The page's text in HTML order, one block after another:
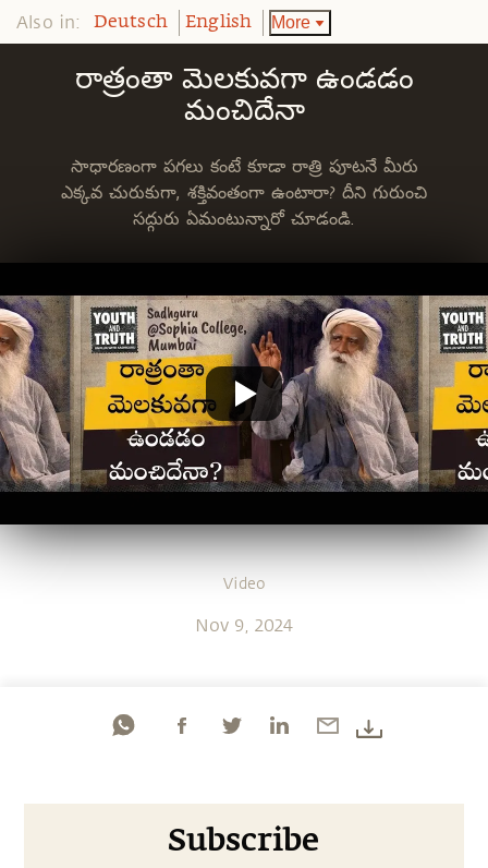
Also in: Deutsch English More
రాత్రంతా మెలకువగా ఉండడం
మంచిదేనా
సాధారణంగా పగలు కంటే కూడా రాత్రి పూటనే మీరు
ఎక్కవ చురుకుగా, శక్తివంతంగా ఉంటారా? దీని గురుంచి
సద్గురు ఏమంటున్నారో చూడండి.
Video
Nov 9, 2024
Subscribe